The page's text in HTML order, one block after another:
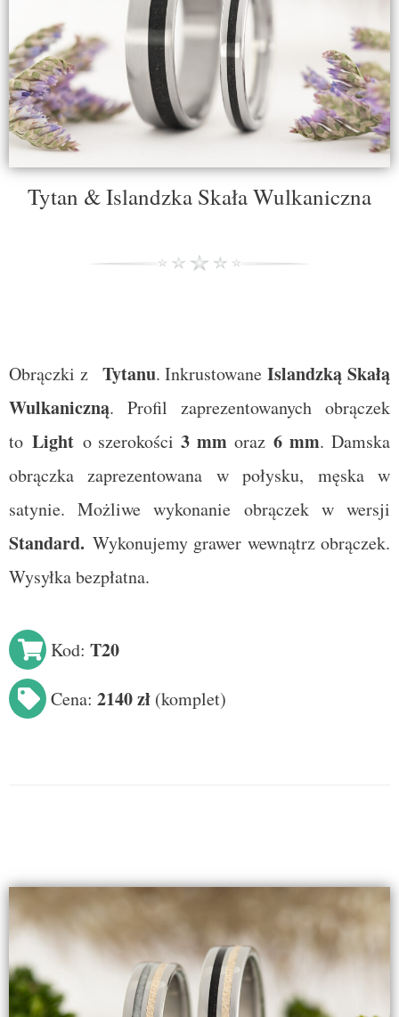
Tytan & Islandzka Skała Wulkaniczna
Obrączki z Tytanu. InkrustowaneIslandzką Skałą
Wulkaniczną. Profil zaprezentowanych obrączek
to Lighto szerokości3 mmoraz6 mm. Damska
obrączka zaprezentowana w połysku, męska w
satynie. Możliwe wykonanie obrączek w wersji
Standard. Wykonujemy grawer wewnątrz obrączek.
Wysyłka bezpłatna.
Kod: T20
Cena: 2140 zł (komplet)